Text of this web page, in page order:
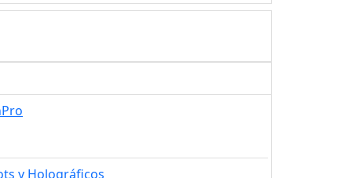
y Holográficos